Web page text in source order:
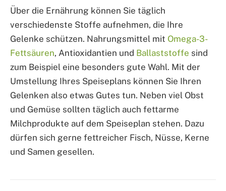
Über die Ernährung können Sie täglich
verschiedenste Stoffe aufnehmen, die Ihre
Gelenke schützen. Nahrungsmittel mit Omega-3-
Fettsäuren, Antioxidantien und Ballaststoffe sind
zum Beispiel eine besonders gute Wahl. Mit der
Umstellung Ihres Speiseplans können Sie Ihren
Gelenken also etwas Gutes tun. Neben viel Obst
und Gemüse sollten täglich auch fettarme
Milchprodukte auf dem Speiseplan stehen. Dazu
dürfen sich gerne fettreicher Fisch, Nüsse, Kerne
und Samen gesellen.